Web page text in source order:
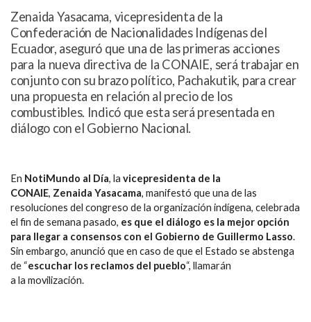
Zenaida Yasacama, vicepresidenta de la
Confederación de Nacionalidades Indígenas del
Ecuador, aseguró que una de las primeras acciones
para la nueva directiva de la CONAIE, será trabajar en
conjunto con su brazo político, Pachakutik, para crear
una propuesta en relación al precio de los
combustibles. Indicó que esta será presentada en
diálogo con el Gobierno Nacional.
En NotiMundo al Día, la vicepresidenta de la
CONAIE, Zenaida Yasacama, manifestó que una de las
resoluciones del congreso de la organización indígena, celebrada
el fin de semana pasado, es que el diálogo es la mejor opción
para llegar a consensos con el Gobierno de Guillermo Lasso.
Sin embargo, anunció que en caso de que el Estado se abstenga
de “escuchar los reclamos del pueblo“, llamarán
a la movilización.